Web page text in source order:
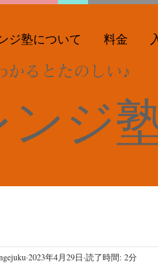
ジ塾について 料金
かるとたのしい♪
ンジ
2023年4月29日 読了時間: 2分